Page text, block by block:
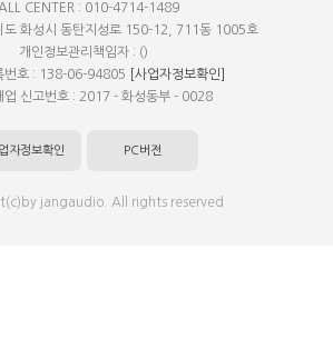
CENTER : 010-4714-1489
도 화성시 동탄지성로 150-12, 711동 1005호
개인정보관리책임자 : ()
번호 : 138-06-94805
[사업자정보확인]
업 신고번호 : 2017 - 화성동부 - 0028
자정보확인 PC버전
jangaudio. All rights reserved